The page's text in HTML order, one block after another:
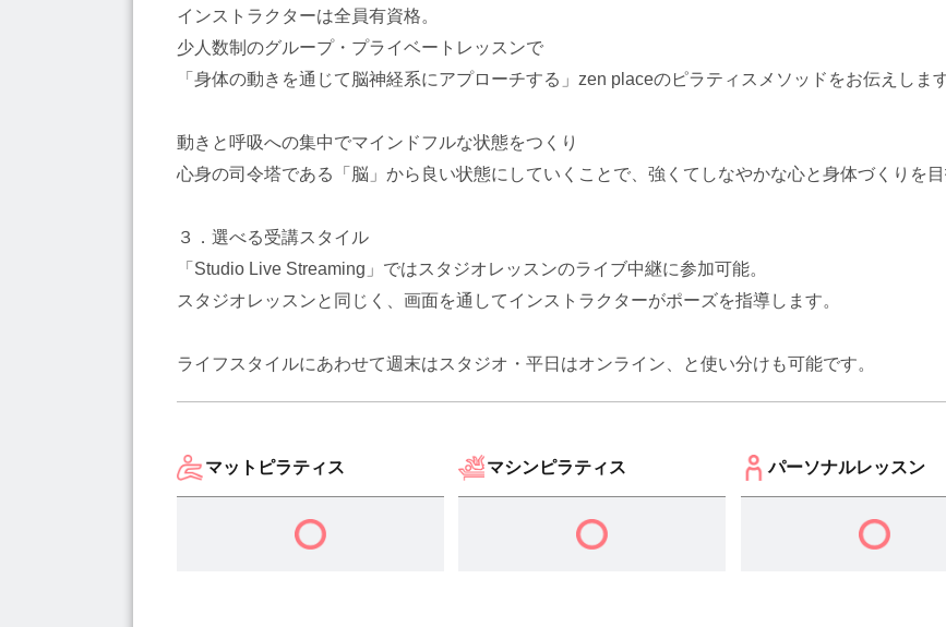
インストラクターは全員有資格。
少人数制のグループ・プライベートレッスンで
「身体の動きを通じて脳神経系にアプローチする」zen placeのピラティスメソッドをお伝えします
動きと呼吸への集中でマインドフルな状態をつくり
心身の司令塔である「脳」から良い状態にしていくことで、強くてしなやかな心と身体づくりを目
３．選べる受講スタイル
「Studio Live Streaming」ではスタジオレッスンのライブ中継に参加可能。
スタジオレッスンと同じく、画面を通してインストラクターがポーズを指導します。
ライフスタイルにあわせて週末はスタジオ・平日はオンライン、と使い分けも可能です。
マットピラティス マシンピラティス パーソナルレッスン